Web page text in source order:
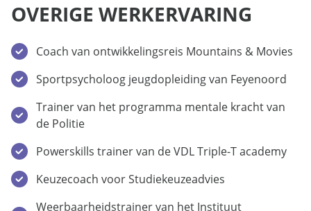
OVERIGE WERKERVARING
Coach van ontwikkelingsreis Mountains & Movies
Sportpsycholoog jeugdopleiding van Feyenoord
Trainer van het programma mentale kracht van
de Politie
Powerskills trainer van de VDL Triple-T academy
Keuzecoach voor Studiekeuzeadvies
Weerbaarheidstrainer van het Instituut